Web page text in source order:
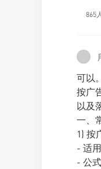
865
可以
按广
以及
一、
1) 按
- 适
- 公